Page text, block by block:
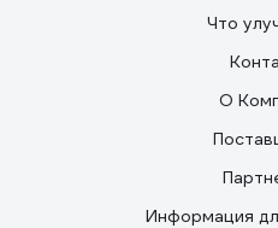
Что
О
Информация